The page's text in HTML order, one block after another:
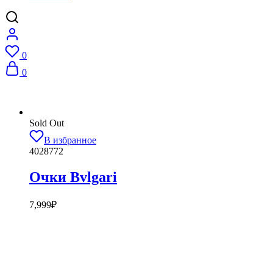
0
0
Sold Out
В избранное
4028772
Очки Bvlgari
7,999₽